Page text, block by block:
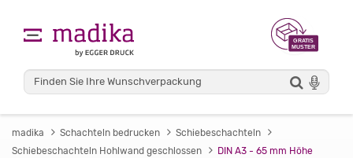
madika Schachteln bedrucken
Schiebeschachteln
Schiebeschachteln Hohlwand geschlossen
DIN A3 - 65 mm Höhe